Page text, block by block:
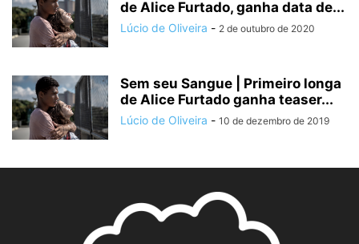
de Alice Furtado, ganha data de...
Lúcio de Oliveira - 2 de outubro de 2020
Sem seu Sangue | Primeiro longa
de Alice Furtado ganha teaser...
Lúcio de Oliveira - 10 de dezembro de 2019